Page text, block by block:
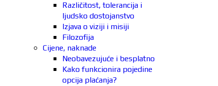
Različitost, tolerancija i
ljudsko dostojanstvo
Izjava o viziji i misiji
Filozofija
Cijene, naknade
Neobavezujuće i besplatno
Kako funkcionira pojedine
opcija plaćanja?